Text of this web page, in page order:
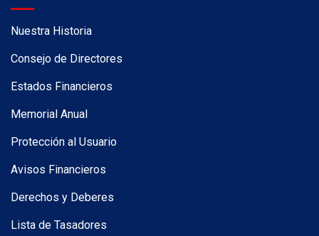
Nuestra Historia
Consejo de Directores
Estados Financieros
Memorial Anual
Protección al Usuario
Avisos Financieros
Derechos y Deberes
Lista de Tasadores